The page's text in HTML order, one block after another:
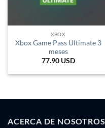
XBOX
Xbox Game Pass Ultimate 3
meses
77.90 USD
ACERCA DE NOSOTROS